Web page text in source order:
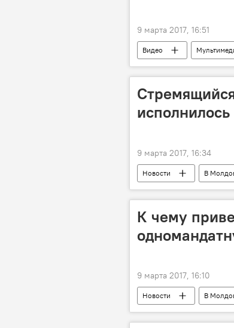
9 марта 2017, 16:51
Видео
9 марта 2017, 16:34
Новости В
СССР
Маргарита
К чему
9 марта 2017, 16:10
Новости В
Сергей Назария